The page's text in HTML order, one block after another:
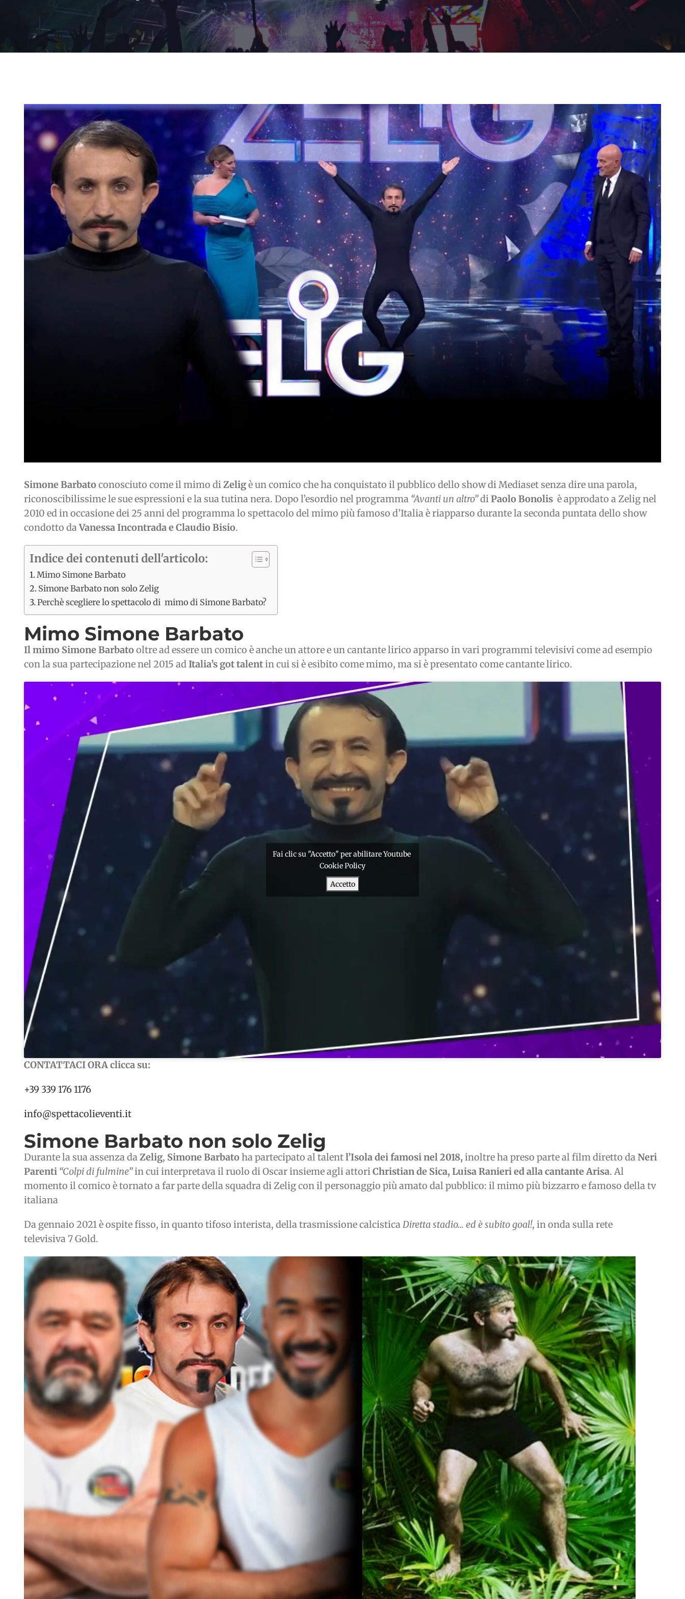
Ingrandisci
immagine
Simone Barbatoconosciuto come il mimo diZeligè un comico che ha conquistato il pubblico dello show di Mediaset senza dire una parola,
riconoscibilissime le sue espressioni e la sua tutina nera. Dopo l’esordio nel programma “Avanti un altro”diPaolo Bonolis è approdato a Zelig nel
2010 ed in occasione dei 25 anni del programma lo spettacolo del mimo più famoso d’Italia è riapparso durante la seconda puntata dello show
condotto daVanessa Incontrada e Claudio Bisio.
Indice dei contenuti dell'articolo:
Mimo Simone Barbato
Simone Barbato non solo Zelig
Perchè scegliere lo spettacolo di mimo di Simone Barbato?
Mimo Simone Barbato
Il mimo Simone Barbatooltre ad essere un comico è anche un attore e un cantante lirico apparso in vari programmi televisivi come ad esempio
con la sua partecipazione nel 2015 adItalia’s got talentin cui si è esibito come mimo, ma si è presentato come cantante lirico.
Fai clic su "Accetto" per abilitare Youtube
Cookie Policy
Accetto
CONTATTACI ORA clicca su:
+39 339 176 1176
info@spettacolieventi.it
Simone Barbato non solo Zelig
Durante la sua assenza daZelig, Simone Barbatoha partecipato al talentl’Isola dei famosi nel 2018, inoltre ha preso parte al film diretto daNeri
Parenti “Colpi di fulmine”in cui interpretava il ruolo di Oscar insieme agli attoriChristian de Sica, Luisa Ranieri ed alla cantante Arisa. Al
momento il comico è tornato a far parte della squadra di Zelig con il personaggio più amato dal pubblico: il mimo più bizzarro e famoso della tv
italiana
Da gennaio 2021 è ospite fisso, in quanto tifoso interista, della trasmissione calcisticaDiretta stadio… ed è subito goal!, in onda sulla rete
televisiva 7 Gold.